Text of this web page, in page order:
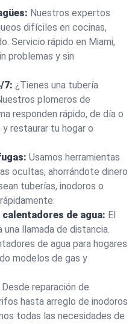
Nuestros expertos
difíciles en cocinas,
Servicio rápido en Miami,
problemas y sin
7: ¿Tienes una tubería
plomeros de
responden rápido, de día o
restaurar tu hogar o
Usamos herramientas
ocultas, ahorrándote dinero
tuberías, inodoros o
de agua: El
llamada de distancia.
de agua para hogares
modelos de gas y
Desde reparación de
hasta arreglo de inodoros
todas las necesidades de